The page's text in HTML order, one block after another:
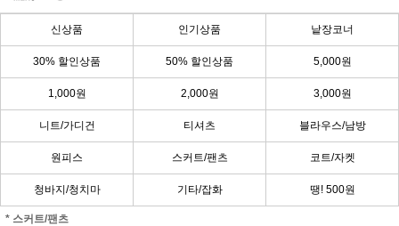
신상품 인기상품 낱장코너
30% 할인상품 50% 할인상품 5,000원
1,000원 2,000원 3,000원
니트/가디건 티셔츠 블라우스/남방
원피스 스커트/팬츠 코트/자켓
청바지/청치마 기타/잡화 땡! 500원
* 스커트/팬츠